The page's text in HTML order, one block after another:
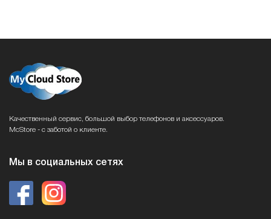
Качественный сервис, большой выбор телефонов и аксессуаров.
McStore - с заботой о клиенте.
Мы в социальных сетях